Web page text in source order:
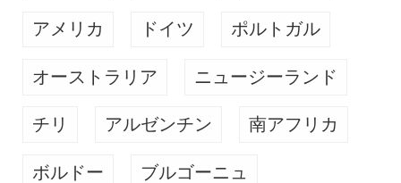
アメリカ ドイツ ポルトガル
オーストラリア ニュージーランド
チリ アルゼンチン 南アフリカ
ボルドー ブルゴーニュ